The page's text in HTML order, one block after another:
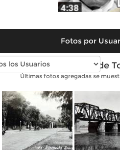
Fotos por
Fotos antiguas de
Últimas fotos agregadas se